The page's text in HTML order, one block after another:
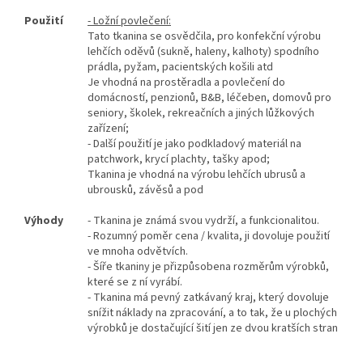
Použití
- Ložní povlečení:
Tato tkanina se osvědčila, pro konfekční výrobu
lehčích oděvů (sukně, haleny, kalhoty) spodního
prádla, pyžam, pacientských košili atd
Je vhodná na prostěradla a povlečení do
domácností, penzionů, B&B, léčeben, domovů pro
seniory, školek, rekreačních a jiných lůžkových
zařízení;
- Další použití je jako podkladový materiál na
patchwork, krycí plachty, tašky apod;
Tkanina je vhodná na výrobu lehčích ubrusů a
ubrousků, závěsů a pod
Výhody
- Tkanina je známá svou vydrží, a funkcionalitou.
- Rozumný poměr cena / kvalita, ji dovoluje použití
ve mnoha odvětvích.
- Šíře tkaniny je přizpůsobena rozměrům výrobků,
které se z ní vyrábí.
- Tkanina má pevný zatkávaný kraj, který dovoluje
snížit náklady na zpracování, a to tak, že u plochých
výrobků je dostačující šití jen ze dvou kratších stran